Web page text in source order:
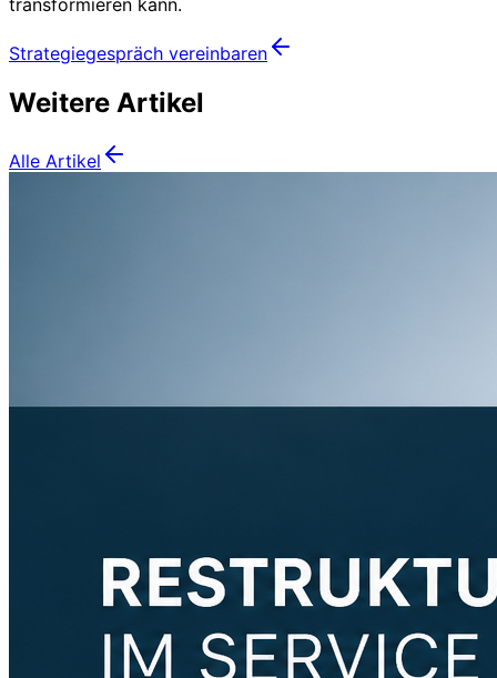
transformieren kann.
Strategiegespräch vereinbaren
Weitere Artikel
Alle Artikel